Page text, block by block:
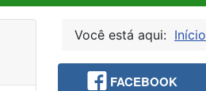
Você está aqui: Início
FACEBOOK